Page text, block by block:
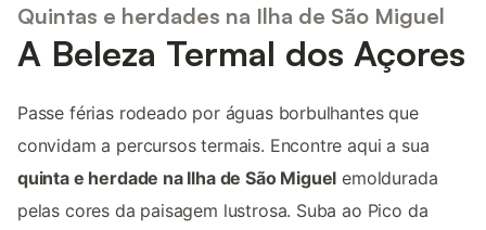
Quintas e herdades na Ilha de São Miguel
A Beleza Termal dos Açores
Passe férias rodeado por águas borbulhantes que
convidam a percursos termais. Encontre aqui a sua
quinta e herdade na Ilha de São Miguel emoldurada
pelas cores da paisagem lustrosa. Suba ao Pico da